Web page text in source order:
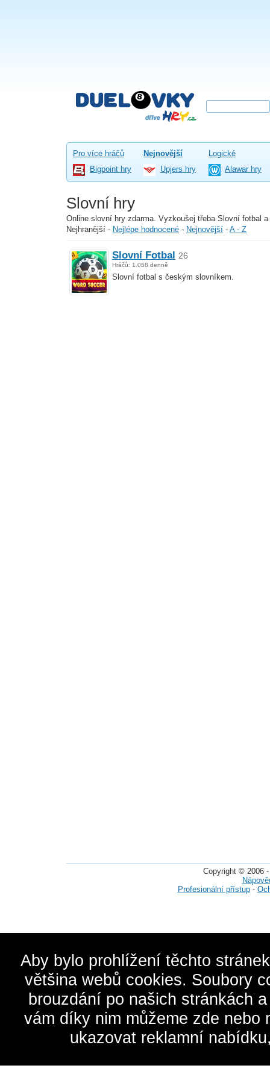
Pro více hráčů Nejnovější
Logické
Bigpoint hry
Upjers hry Alawar hry
Slovní hry
Online slovní hry zdarma. Vyzkoušej třeba Slovní fotbal
Nejhranější - Nejlépe hodnocené - Nejnovější - A - Z
Slovní Fotbal 26
Hráčů: 1.058 denně
Slovní fotbal s českým slovníkem.
Copyright © 2006
Profesionální přístup-
Aby bylo prohlížení těchto
většina webů cookies. Soubory
brouzdání po našich stránkách
vám díky nim můžeme zde
ukazovat reklamní